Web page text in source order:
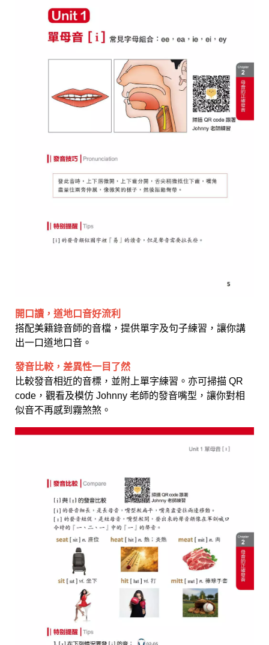
開口讀，道地口音好流利
搭配美籍錄音師的音檔，提供單字及句子練習，讓你講
出一口道地口音。
發音比較，差異性一目了然
比較發音相近的音標，並附上單字練習。亦可掃描 QR
code，觀看及模仿 Johnny 老師的發音嘴型，讓你對相
似音不再感到霧煞煞。